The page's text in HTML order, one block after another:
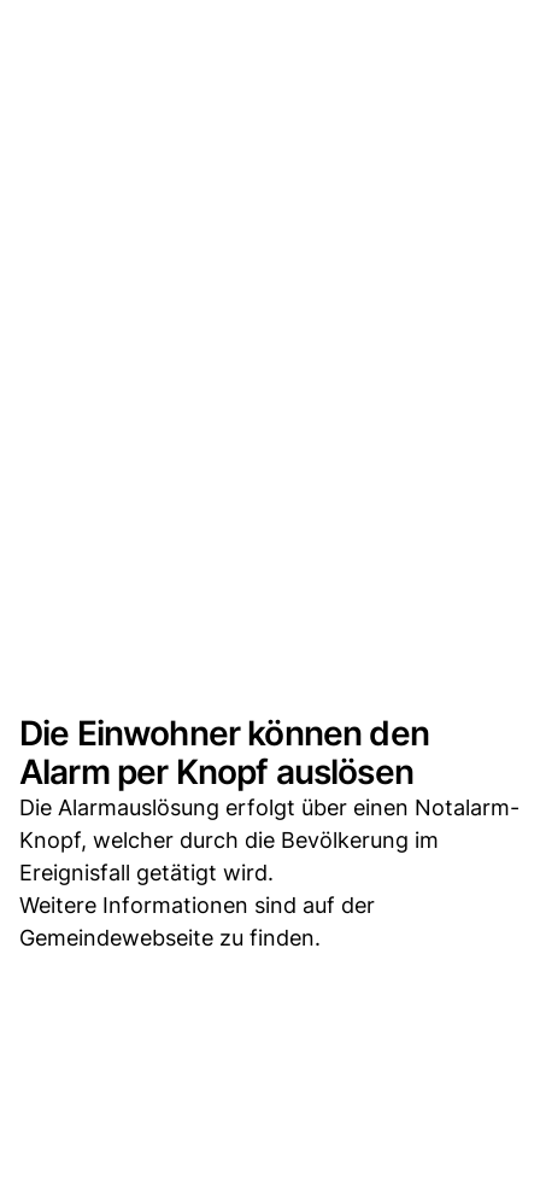
Die Einwohner können den
Alarm per Knopf auslösen
Die Alarmauslösung erfolgt über einen Notalarm-
Knopf, welcher durch die Bevölkerung im
Ereignisfall getätigt wird.
Weitere Informationen sind auf der
Gemeindewebseite zu finden.